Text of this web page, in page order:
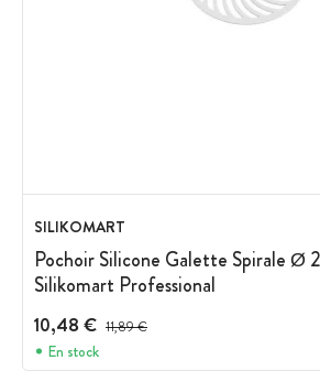
SILIKOMART
Pochoir Silicone Galette Spirale Ø
Silikomart Professional
10,48 € Prix avant réduction :
11,89 €
En stock